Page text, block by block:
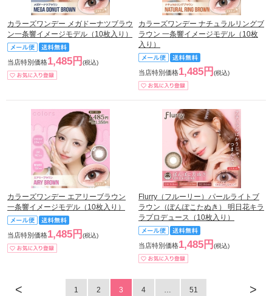
カラーズワンデー メガドーナツブラウ
ン一条響イメージモデル（10枚入り）
当店特別価格1,485円 (税込)
カラーズワンデー ナチュラルリングブ
ラウン 一条響イメージモデル（10枚
入り）
当店特別価格1,485円 (税込)
カラーズワンデー エアリーブラウン
一条響イメージモデル（10枚入り）
当店特別価格1,485円 (税込)
Flurry（フルーリー）パールライトブ
ラウン（ぽんぽこたぬき） 明日花キラ
ラプロデュース（10枚入り）
当店特別価格1,485円 (税込)
< >
1 2 3 4 … 51